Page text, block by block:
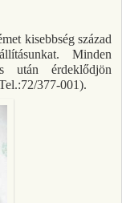
kisebbség század
Minden
után érdeklődjön
377-001).